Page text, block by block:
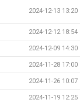
2024-12-13 13:20
2024-12-12 18:54
2024-12-09 14:30
2024-11-28 17:00
2024-11-26 10:07
2024-11-19 12:25